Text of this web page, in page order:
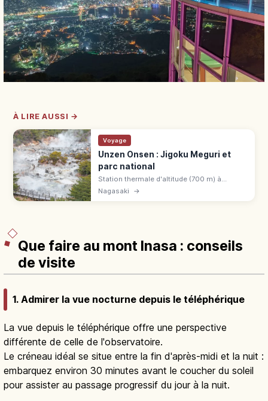
À LIRE AUSSI →
Voyage
Unzen Onsen : Jigoku Meguri et
parc national
Station thermale d'altitude (700 m) à
Shimabara (Nagasaki), au cœur du premier
parc national du Japon (1934). Unzen
Nagasaki →
Que faire au mont Inasa : conseils
de visite
1. Admirer la vue nocturne depuis le téléphérique
La vue depuis le téléphérique offre une perspective
différente de celle de l'observatoire.
Le créneau idéal se situe entre la fin d'après-midi et la nuit :
embarquez environ 30 minutes avant le coucher du soleil
pour assister au passage progressif du jour à la nuit.